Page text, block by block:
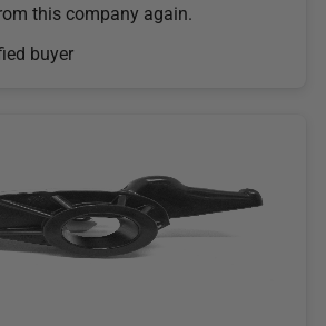
this company again.
buyer